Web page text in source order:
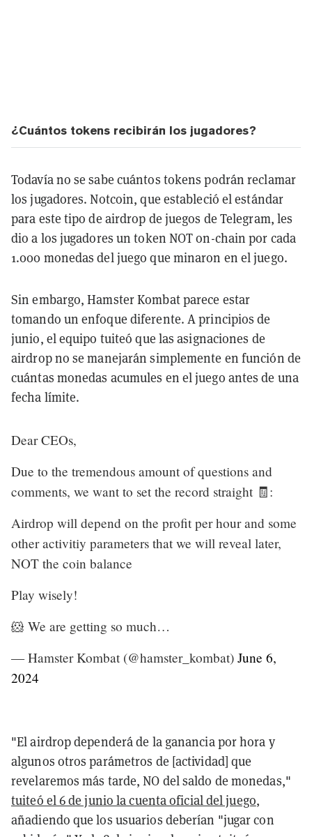
¿Cuántos tokens recibirán los jugadores?
Todavía no se sabe cuántos tokens podrán reclamar
los jugadores. Notcoin, que estableció el estándar
para este tipo de airdrop de juegos de Telegram, les
dio a los jugadores un token NOT on-chain por cada
1.000 monedas del juego que minaron en el juego.
Sin embargo, Hamster Kombat parece estar
tomando un enfoque diferente. A principios de
junio, el equipo tuiteó que las asignaciones de
airdrop no se manejarán simplemente en función de
cuántas monedas acumules en el juego antes de una
fecha límite.
Dear CEOs,
Due to the tremendous amount of questions and
comments, we want to set the record straight 🧾:
Airdrop will depend on the profit per hour and some
other activitiy parameters that we will reveal later,
NOT the coin balance
Play wisely!
🐹 We are getting so much…
— Hamster Kombat (@hamster_kombat) June 6,
2024
"El airdrop dependerá de la ganancia por hora y
algunos otros parámetros de [actividad] que
revelaremos más tarde, NO del saldo de monedas,"
tuiteó el 6 de junio la cuenta oficial del juego,
añadiendo que los usuarios deberían "jugar con